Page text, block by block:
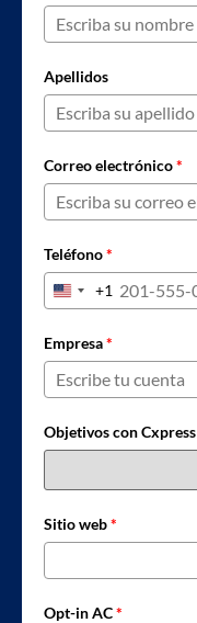
Apellidos
Correo electrónico*
Teléfono*
United States +1
+1
Empresa*
Objetivos con Cxpress
Sitio web*
Opt-in AC*